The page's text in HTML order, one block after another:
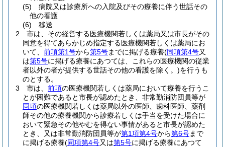
(5)
病院又は診療所への入院及びその療養に伴う世話その
他の看護
(6)
移送
2
市は、その経営する医療機関若しくは薬局又は市長がその
同意を得てあらかじめ指定する医療機関若しくは薬局にお
いて、 前項第1号から第5号までに掲げる療養(同項第4号又
は第5号に掲げる療養にあつては、これらの医療機関の従業
者以外の者が提供する世話その他の看護を除く。)を行うも
のとする。
3
市は、 前項の医療機関若しくは薬局において療養を行うこ
とが困難であると市長が認めたとき、非常勤消防団員等が
同項の医療機関若しくは薬局以外の医師、歯科医師、薬剤
師その他の療養機関から診療若しくは手当を受けた場合に
おいて緊急その他やむを得ない事情があると市長が認めた
とき、又は非常勤消防団員等が第1項第4号から第6号まで
に掲げる療養(同項第4号又は第5号に掲げる療養にあつて